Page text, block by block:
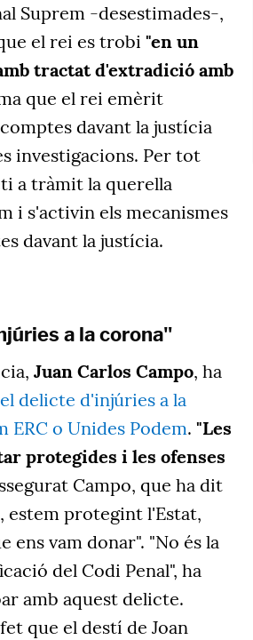
Suprem -desestimades-,
el rei es trobi "en un
tractat d'extradició amb
que el rei emèrit
davant la justícia
investigacions. Per tot
a tràmit la querella
i s'activin els mecanismes
davant la justícia.
a la corona"
Juan Carlos Campo, ha
delicte d'injúries a la
o Unides Podem. "Les
protegides i les ofenses
Campo, que ha dit
estem protegint l'Estat,
vam donar". "No és la
del Codi Penal", ha
amb aquest delicte.
que el destí de Joan